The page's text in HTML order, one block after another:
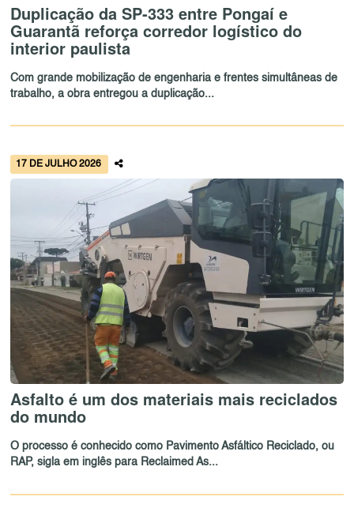
Duplicação da SP-333 entre Pongaí e
Guarantã reforça corredor logístico do
interior paulista
Com grande mobilização de engenharia e frentes simultâneas de
trabalho, a obra entregou a duplicação...
17 DE JULHO 2026
Asfalto é um dos materiais mais reciclados
do mundo
O processo é conhecido como Pavimento Asfáltico Reciclado, ou
RAP, sigla em inglês para Reclaimed As...